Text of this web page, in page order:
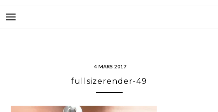
4 MARS 2017
fullsizerender-49